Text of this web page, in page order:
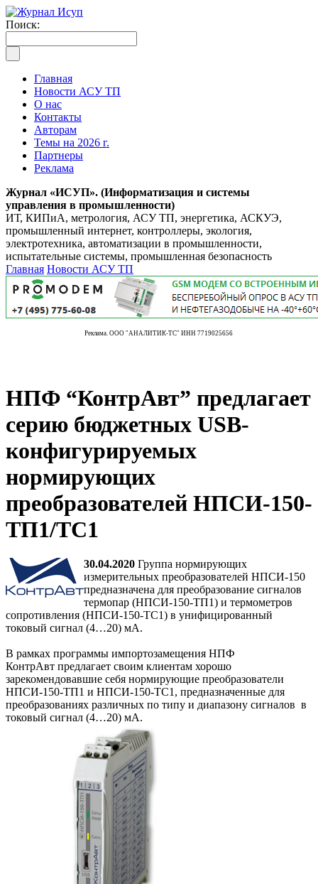
Поиск:
Главная
Новости АСУ ТП
О нас
Контакты
Авторам
Темы на 2026 г.
Партнеры
Реклама
Журнал «ИСУП». (Информатизация и системы
управления в промышленности)
ИТ, КИПиА, метрология, АСУ ТП, энергетика, АСКУЭ,
промышленный интернет, контроллеры, экология,
электротехника, автоматизации в промышленности,
испытательные системы, промышленная безопасность
Главная Новости АСУ ТП
Реклама. ООО "АНАЛИТИК-ТС" ИНН 7719025656
НПФ “КонтрАвт” предлагает
серию бюджетных USB-
конфигурируемых
нормирующих
преобразователей НПСИ-150-
ТП1/ТС1
30.04.2020 Группа нормирующих
измерительных преобразователей НПСИ-150
предназначена для преобразование сигналов
термопар (НПСИ-150-ТП1) и термометров
сопротивления (НПСИ-150-ТС1) в унифицированный
токовый сигнал (4…20) мА.
В рамках программы импортозамещения НПФ
КонтрАвт предлагает своим клиентам хорошо
зарекомендовавшие себя нормирующие преобразователи
НПСИ-150-ТП1 и НПСИ-150-ТС1, предназначенные для
преобразованиях различных по типу и диапазону сигналов в
токовый сигнал (4…20) мА.